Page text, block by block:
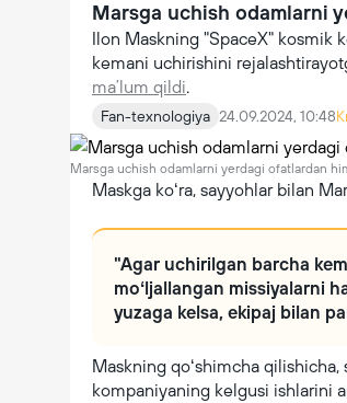
Marsga uchish odamlarni
Ilon Maskning "SpaceX" kosmik
kemani uchirishini
maʼlum qildi.
Fan-texnologiya 24.09.2024, 10:48
Marsga uchish odamlarni yerdagi ofatlardan
Maskga koʻra, sayyohlar bilan
"Agar uchirilgan barcha
moʻljallangan missiyalarni
yuzaga kelsa, ekipaj bilan
Maskning qoʻshimcha
kompaniyaning kelgusi ishlarini